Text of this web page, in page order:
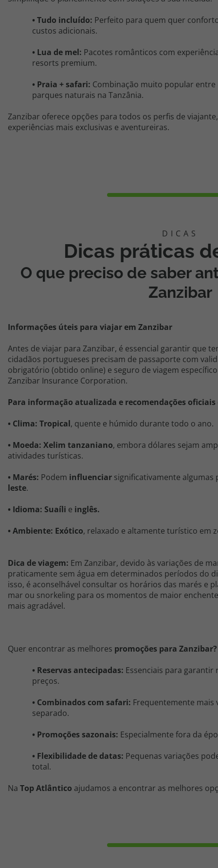
• Tudo incluído: Perfeito para quem quer
custos adicionais.
• Lua de mel: Pacotes românticos com
resorts premium.
• Praia + safari: Combinação muito popular
parques naturais na Tanzânia.
Zanzibar oferece opções para todos os perfis de
experiências mais exclusivas e aventureiras.
Dicas práticas
O que preciso de saber
Zanzibar
Informações úteis para viajar em Zanzibar
Antes de viajar para Zanzibar, é essencial garantir que
cidadãos portugueses precisam de passaporte com
obrigatório (obtido online) e seguro de viagem
Zanzibar Insurance Corporation.
Para informação atualizada e recomendações
• Clima: Tropical, quente e húmido durante todo o ano.
• Moeda: Xelim tanzaniano, embora dólares sejam
atividades turísticas.
• Marés: Podem influenciar significativamente
leste.
• Idioma: Suaíli e inglês.
• Ambiente: Exótico, relaxado e altamente turístico em
Dica de viagem: Em Zanzibar, devido às variações de
praticamente sem água em determinados períodos do
isso, é aconselhável consultar os horários das marés e
mar ou snorkeling para os momentos de maior
mais agradável.
Quer encontrar as melhores promoções para Zanzibar?
• Reservas antecipadas: Essenciais para
preços.
• Combinados com safari: Frequentemente mais
separado.
• Promoções sazonais: Especialmente fora da
• Flexibilidade de datas: Pequenas variações
total.
Na Top Atlântico ajudamos a encontrar as melhores